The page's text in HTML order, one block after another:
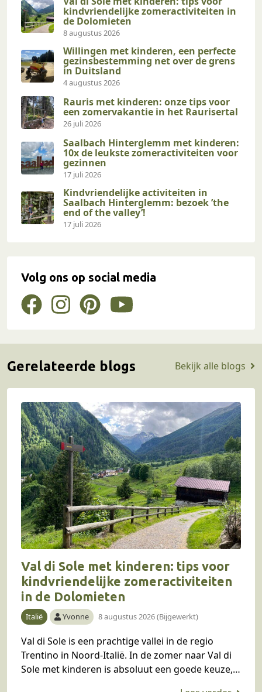
kindvriendelijke zomeractiviteiten in
de Dolomieten
8 augustus 2026
Willingen met kinderen, een perfecte
gezinsbestemming net over de grens
in Duitsland
4 augustus 2026
Rauris met kinderen: onze tips voor
een zomervakantie in het Raurisertal
26 juli 2026
Saalbach Hinterglemm met kinderen:
10x de leukste zomeractiviteiten voor
gezinnen
17 juli 2026
Kindvriendelijke activiteiten in
Saalbach Hinterglemm: bezoek ’the
end of the valley’!
17 juli 2026
Volg ons op social media
Gerelateerde blogs Bekijk alle blogs
Val di Sole met kinderen: tips voor
kindvriendelijke zomeractiviteiten
in de Dolomieten
Italië Yvonne 8 augustus 2026 (Bijgewerkt)
Val di Sole is een prachtige vallei in de regio
Trentino in Noord-Italië. In de zomer naar Val di
Sole met kinderen is absoluut een goede keuze,